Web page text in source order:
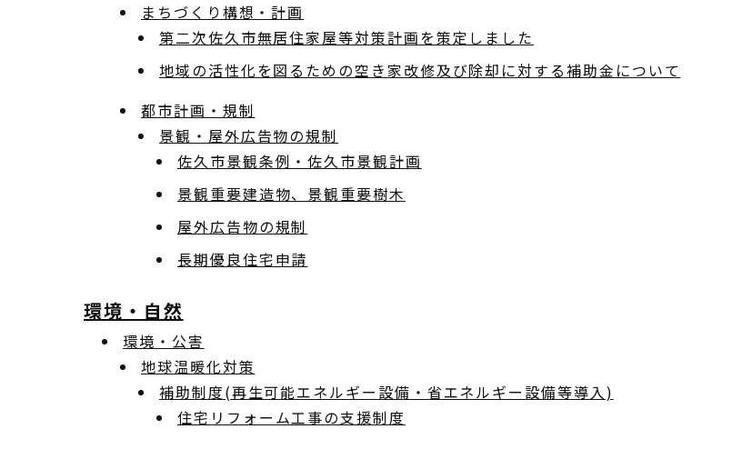
まちづくり構想・計画
第二次佐久市無居住家屋等対策計画を策定しました
地域の活性化を図るための空き家改修及び除却に対する補助金について
都市計画・規制
景観・屋外広告物の規制
佐久市景観条例・佐久市景観計画
景観重要建造物、景観重要樹木
屋外広告物の規制
長期優良住宅申請
環境・自然
環境・公害
地球温暖化対策
補助制度(再生可能エネルギー設備・省エネルギー設備等導入)
住宅リフォーム工事の支援制度